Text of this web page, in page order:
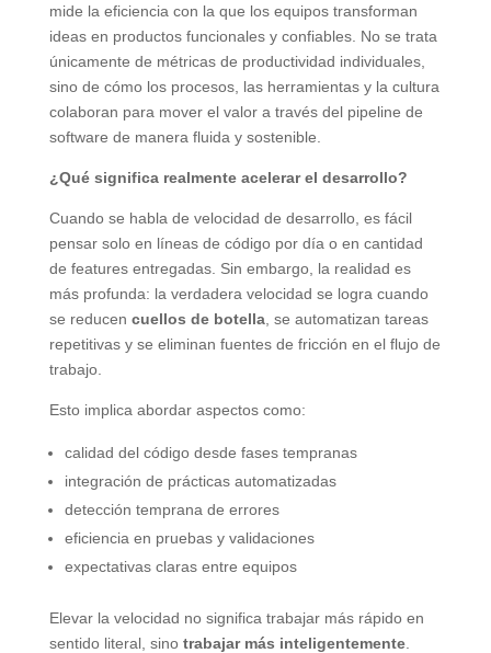
mide la eficiencia con la que los equipos transforman
ideas en productos funcionales y confiables. No se trata
únicamente de métricas de productividad individuales,
sino de cómo los procesos, las herramientas y la cultura
colaboran para mover el valor a través del pipeline de
software de manera fluida y sostenible.
¿Qué significa realmente acelerar el desarrollo?
Cuando se habla de velocidad de desarrollo, es fácil
pensar solo en líneas de código por día o en cantidad
de features entregadas. Sin embargo, la realidad es
más profunda: la verdadera velocidad se logra cuando
se reducen cuellos de botella, se automatizan tareas
repetitivas y se eliminan fuentes de fricción en el flujo de
trabajo.
Esto implica abordar aspectos como:
calidad del código desde fases tempranas
integración de prácticas automatizadas
detección temprana de errores
eficiencia en pruebas y validaciones
expectativas claras entre equipos
Elevar la velocidad no significa trabajar más rápido en
sentido literal, sino trabajar más inteligentemente.